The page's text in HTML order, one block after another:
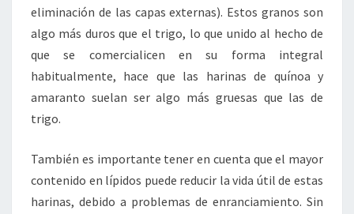
eliminación de las capas externas). Estos granos son
algo más duros que el trigo, lo que unido al hecho de
que se comercialicen en su forma integral
habitualmente, hace que las harinas de quínoa y
amaranto suelan ser algo más gruesas que las de
trigo.
También es importante tener en cuenta que el mayor
contenido en lípidos puede reducir la vida útil de estas
harinas, debido a problemas de enranciamiento. Sin